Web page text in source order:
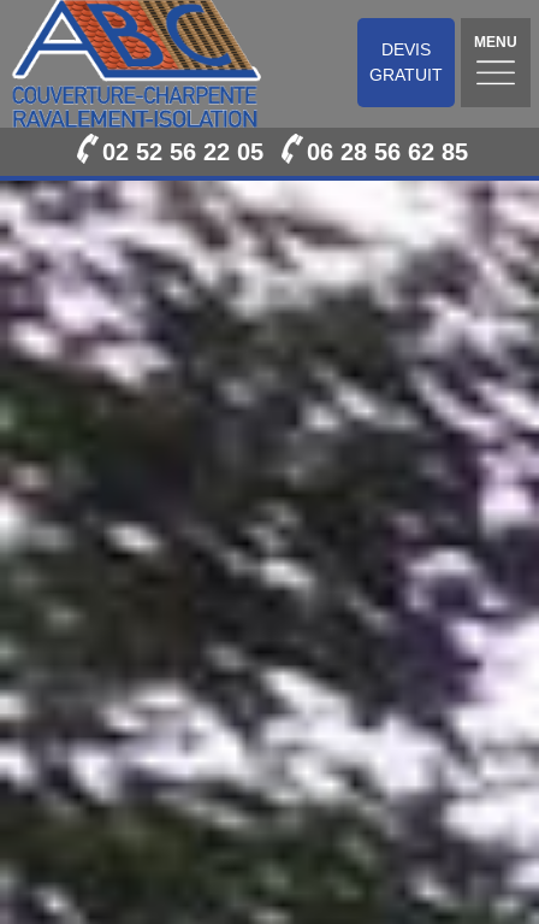
DEVIS
GRATUIT
MENU
02 52 56 22 05 06 28 56 62 85